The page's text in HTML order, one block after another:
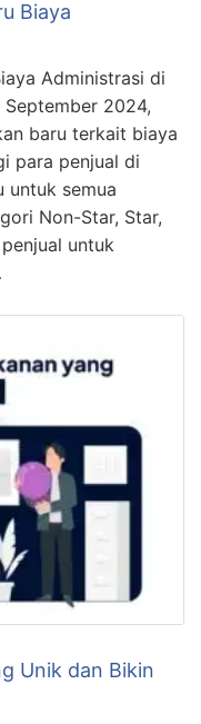
Biaya
Administrasi di
2024,
baru terkait biaya
para penjual di
untuk semua
Non-Star, Star,
untuk
Unik dan Bikin